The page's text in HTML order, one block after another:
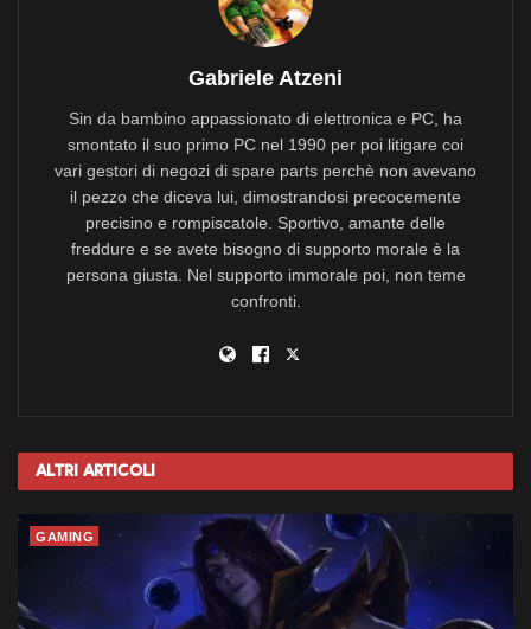
Gabriele Atzeni
Sin da bambino appassionato di elettronica e PC, ha
smontato il suo primo PC nel 1990 per poi litigare coi
vari gestori di negozi di spare parts perchè non avevano
il pezzo che diceva lui, dimostrandosi precocemente
precisino e rompiscatole. Sportivo, amante delle
freddure e se avete bisogno di supporto morale è la
persona giusta. Nel supporto immorale poi, non teme
confronti.
Altri Articoli
GAMING